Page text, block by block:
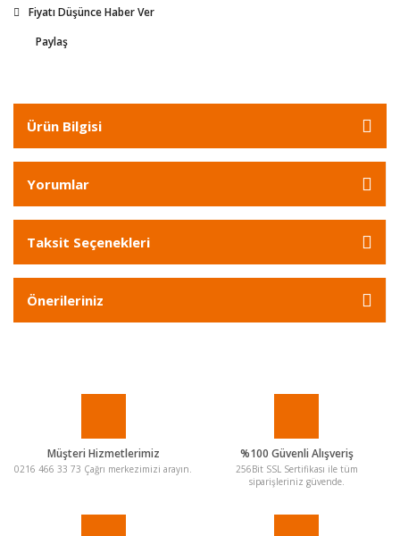
Fiyatı Düşünce Haber Ver
Paylaş
Ürün Bilgisi
Yorumlar
Taksit Seçenekleri
Önerileriniz
Müşteri Hizmetlerimiz
0216 466 33 73 Çağrı merkezimizi arayın.
%100 Güvenli Alışveriş
256Bit SSL Sertifikası ile tüm
siparişleriniz güvende.